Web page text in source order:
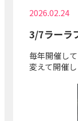
2026.02.24
3/7ラーラ
毎年開催し
変えて開催